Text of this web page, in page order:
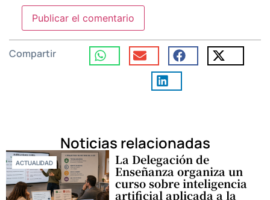
Compartir
Noticias relacionadas
ACTUALIDAD La Delegación de
Enseñanza organiza un
curso sobre inteligencia
artificial aplicada a la